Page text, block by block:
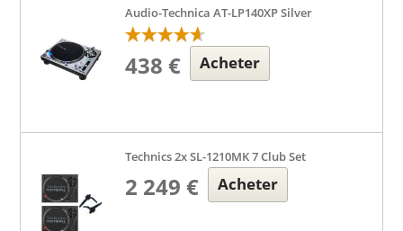
Audio-Technica AT-LP140XP Silver
438 € Acheter
Technics 2x SL-1210MK 7 Club Set
2 249 € Acheter